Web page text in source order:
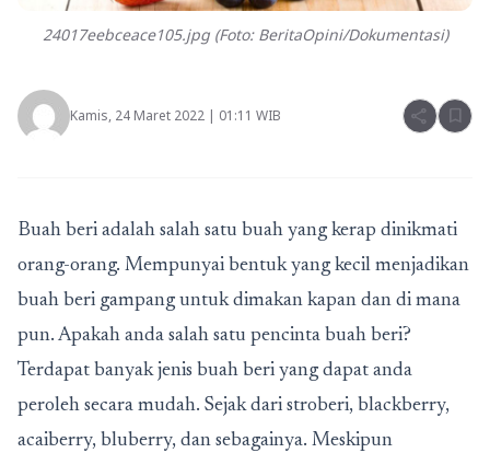
24017eebceace105.jpg (Foto: BeritaOpini/Dokumentasi)
Kamis, 24 Maret 2022 | 01:11 WIB share bookmark
Buah beri adalah salah satu buah yang kerap dinikmati
orang-orang. Mempunyai bentuk yang kecil menjadikan
buah beri gampang untuk dimakan kapan dan di mana
pun. Apakah anda salah satu pencinta buah beri?
Terdapat banyak jenis buah beri yang dapat anda
peroleh secara mudah. Sejak dari stroberi, blackberry,
acaiberry, bluberry, dan sebagainya. Meskipun